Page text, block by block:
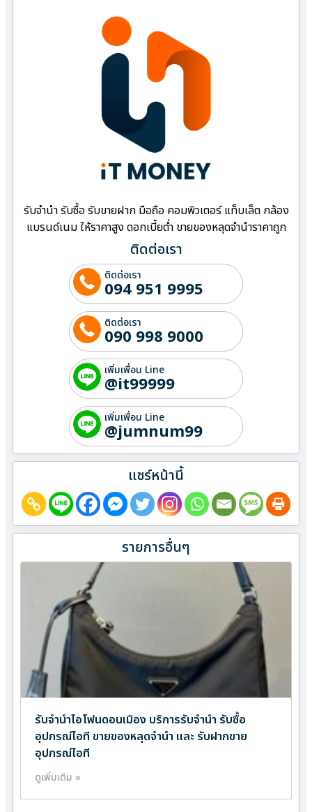
รับจำนำ รับซื้อ รับขายฝาก มือถือ คอมพิวเตอร์ แท็บเล็ต กล้อง
แบรนด์เนม ให้ราคาสูง ดอกเบี้ยต่ำ ขายของหลุดจำนำราคาถูก
ติดต่อเรา
ติดต่อเรา
094 951 9995
ติดต่อเรา
090 998 9000
เพิ่มเพื่อน Line
@it99999
เพิ่มเพื่อน Line
@jumnum99
แชร์หน้านี้
รายการอื่นๆ
รับจำนำไอโฟนดอนเมือง บริการรับจำนำ รับซื้อ
อุปกรณ์ไอที ขายของหลุดจำนำ และ รับฝากขาย
อุปกรณ์ไอที
ดูเพิ่มเติม »